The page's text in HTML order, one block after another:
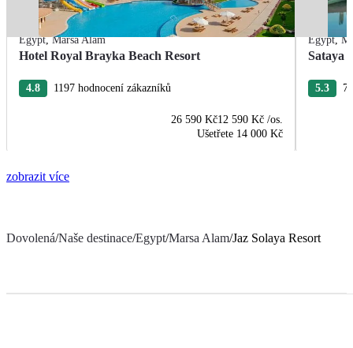
Egypt,Marsa Alam
Hotel Royal Brayka Beach Resort
4.8 1197 hodnocení zákazníků
26 590 Kč12 590 Kč /os.
Ušetřete 14 000 Kč
Egypt,
Sataya
5.3
zobrazit více
Dovolená/Naše destinace/Egypt/Marsa Alam/Jaz Solaya Resort